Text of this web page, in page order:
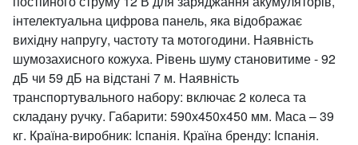
інтелектуальна цифрова панель, яка відображає
вихідну напругу, частоту та мотогодини. Наявність
шумозахисного кожуха. Рівень шуму становитиме - 92
дБ чи 59 дБ на відстані 7 м. Наявність
транспортувального набору: включає 2 колеса та
складану ручку. Габарити: 590х450х450 мм. Маса – 39
кг. Країна-виробник: Іспанія. Країна бренду: Іспанія.